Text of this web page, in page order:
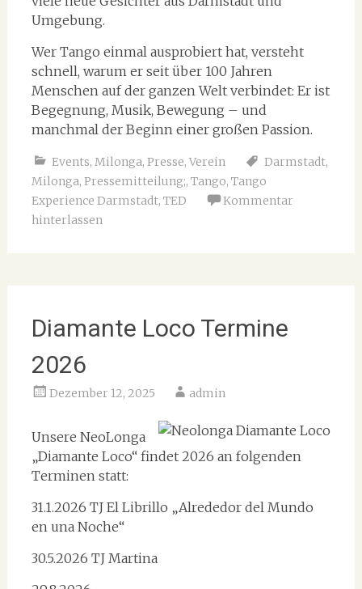
Umgebung.
Wer Tango einmal ausprobiert hat, versteht
schnell, warum er seit über 100 Jahren
Menschen auf der ganzen Welt verbindet: Er ist
Begegnung, Musik, Bewegung – und
manchmal der Beginn einer großen Passion.
Events, Milonga, Presse, Verein Darmstadt,
Milonga, Pressemitteilung;, Tango, Tango
Experience Darmstadt, TED
Kommentar
hinterlassen
Diamante Loco Termine
2026
Dezember 12, 2025 admin
Unsere NeoLonga
„Diamante Loco“ findet 2026 an folgenden
Terminen statt:
31.1.2026 TJ El Librillo „Alrededor del Mundo
en una Noche“
30.5.2026 TJ Martina